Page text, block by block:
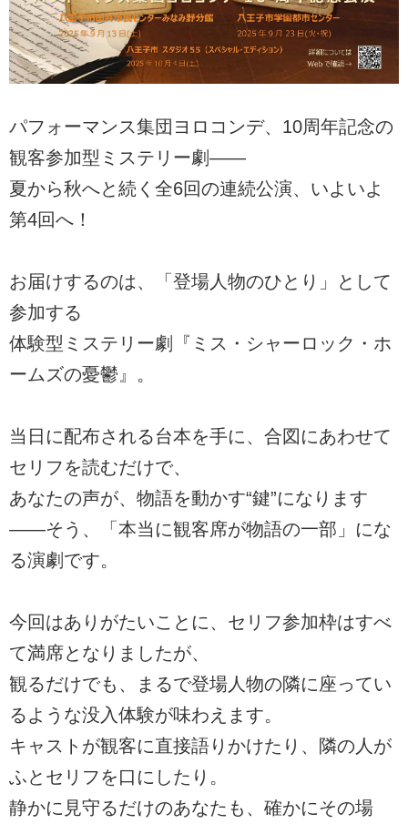
パフォーマンス集団ヨロコンデ、10周年記念の
観客参加型ミステリー劇――
夏から秋へと続く全6回の連続公演、いよいよ
第4回へ！
お届けするのは、「登場人物のひとり」として
参加する
体験型ミステリー劇『ミス・シャーロック・ホ
ームズの憂鬱』。
当日に配布される台本を手に、合図にあわせて
セリフを読むだけで、
あなたの声が、物語を動かす“鍵”になります
――そう、「本当に観客席が物語の一部」にな
る演劇です。
今回はありがたいことに、セリフ参加枠はすべ
て満席となりましたが、
観るだけでも、まるで登場人物の隣に座ってい
るような没入体験が味わえます。
キャストが観客に直接語りかけたり、隣の人が
ふとセリフを口にしたり。
静かに見守るだけのあなたも、確かにその場